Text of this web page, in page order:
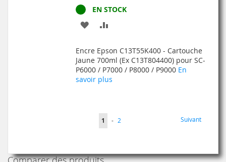
EN STOCK
AJOUTER
MA
LISTE
COMPARATEUR
Encre Epson C13T55K400 - Cartouche
Jaune 700ml (Ex C13T804400) pour SC-
P6000 / P7000 / P8000 / P9000 En
savoir plus
Page
Vous
1 - Page
2 Page
Suivant